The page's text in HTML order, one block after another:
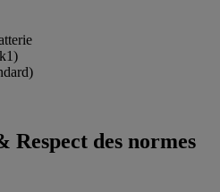
Respect des normes